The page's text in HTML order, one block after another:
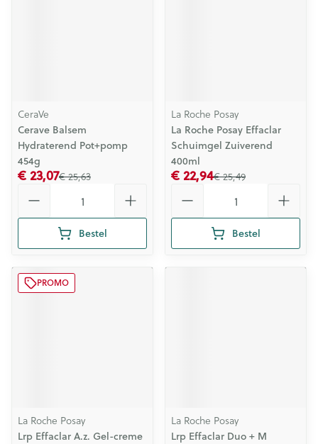
CeraVe
Cerave Balsem
Hydraterend Pot+pomp
454g
€ 25,63
€ 23,07
Bestel
La Roche Posay
La Roche Posay Effaclar
Schuimgel Zuiverend
400ml
€ 25,49
€ 22,94
Bestel
PROMO
La Roche Posay
Lrp Effaclar A.z. Gel-creme
La Roche Posay
Lrp Effaclar Duo + M